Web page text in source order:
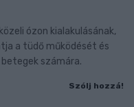
ózon kialakulásának,
a tüdő működését és
számára.
Szólj hozzá!